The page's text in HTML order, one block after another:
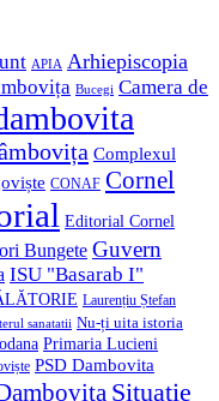
APIA Arhiepiscopia
Bucegi Camera de
Complexul
CONAF Cornel
Editorial Cornel
Bungete Guvern
ISU "Basarab I"
Laurențiu Ștefan
sanatatii Nu-ți uita istoria
Primaria Lucieni
PSD Dambovita
Situație